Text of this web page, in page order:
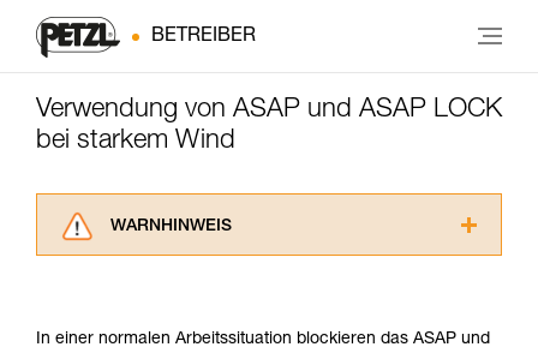
BETREIBER
Verwendung von ASAP und ASAP LOCK
bei starkem Wind
WARNHINWEIS
ziehen. Um diese Zusatzinformationen
In einer normalen Arbeitssituation blockieren das ASAP und